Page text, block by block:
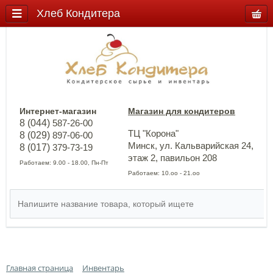
Интернет-магазин
8 (044) 587-26-00
8 (029) 897-06-00
8 (017) 379-73-19
Работаем: 9.00 - 18.00, Пн-Пт
Магазин для кондитеров
ТЦ "Корона"
Минск, ул. Кальварийская 24,
этаж 2, павильон 208
Работаем: 10.оо - 21.оо
Главная страница
Инвентарь
Хлеб Кондитера